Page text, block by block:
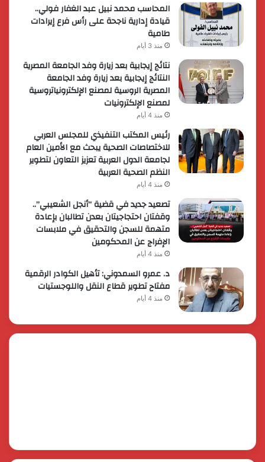
المحاسب محمد نبيل عبد الغفار فولي..
قيادة إدارية ناجحة على رأس فرع إيرادات
طامية
منذ 3 أيام
نتائج إيجابية بعد زيارة وفد الجامعة المصرية
النتائج إيجابية بعد زيارة وفد الجامعة
المصرية الروسية لمصنع الإلكترونياتروسية
لمصنع الإلكترونيات
منذ 4 أيام
رئيس المكتب التنفيذي للمجلس العربي
للاختصاصات الصحية يبحث مع الأمين العام
لجامعة الدول العربية تعزيز التعاون لتطوير
النظم الصحية العربية
منذ 4 أيام
تصعيد جديد في قضية “أنجل الشعيبي”..
وقفتان احتجاجيتان بعدن تطالبان بإعادة
متهمة للسجن والتحقيق في ملابسات
الإفراج عن المحكومين
منذ 4 أيام
د. عمرو السمدوني: تأهيل الكوادر الرقمية
مفتاح تطوير قطاع النقل واللوجستيات
منذ 4 أيام